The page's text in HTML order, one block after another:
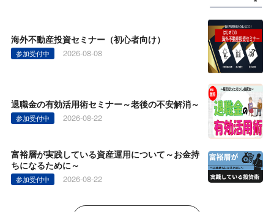
海外不動産投資セミナー（初心者向け）
参加受付中 2026-08-08
退職金の有効活用術セミナー～老後の不安解消～
参加受付中 2026-08-22
富裕層が実践している資産運用について～お金持
ちになるために～
参加受付中 2026-08-22